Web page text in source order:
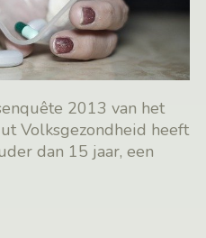
2013 van het
Volksgezondheid heeft
dan 15 jaar, een